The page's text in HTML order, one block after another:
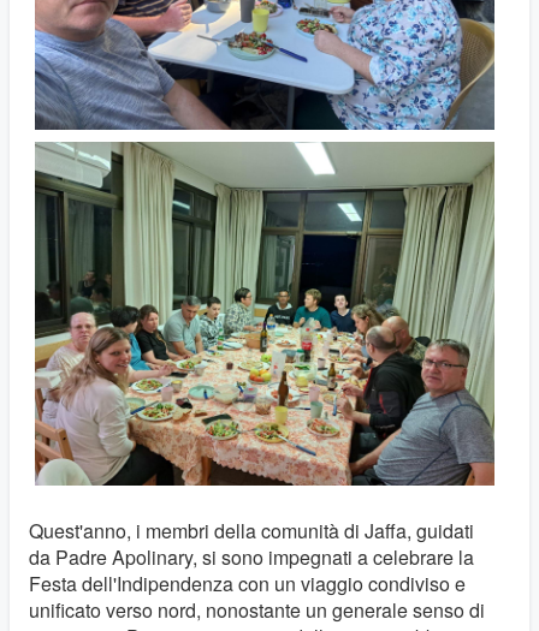
Quest'anno, i membri della comunità di Jaffa, guidati
da Padre Apolinary, si sono impegnati a celebrare la
Festa dell'Indipendenza con un viaggio condiviso e
unificato verso nord, nonostante un generale senso di